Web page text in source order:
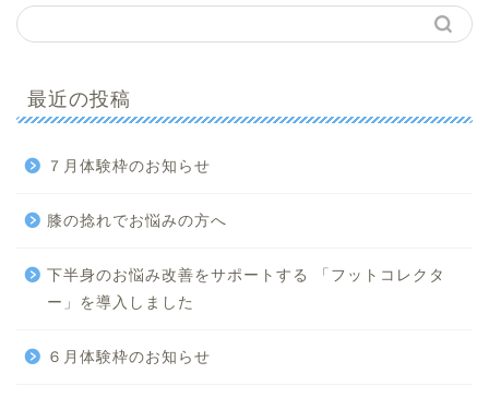
最近の投稿
７月体験枠のお知らせ
膝の捻れでお悩みの方へ
下半身のお悩み改善をサポートする 「フットコレクタ
ー」を導入しました
６月体験枠のお知らせ